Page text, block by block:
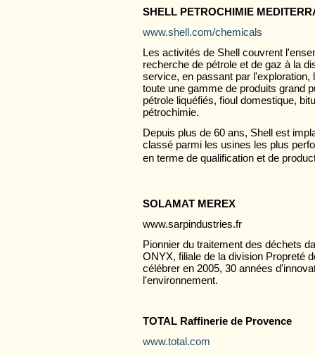
SHELL PETROCHIMIE
www.shell.com/chemicals
Les activités de Shell couvrent
recherche de pétrole et de gaz à la
service, en passant par l'exploration,
toute une gamme de produits grand
pétrole liquéfiés, fioul domestique,
pétrochimie.
Depuis plus de 60 ans, Shell est
classé parmi les usines les plus
en terme de qualification et de
SOLAMAT MEREX
www.sarpindustries.fr
Pionnier du traitement des déchets
ONYX, filiale de la division Propreté
célébrer en 2005, 30 années
l'environnement.
TOTAL Raffinerie de Provence
www.total.com